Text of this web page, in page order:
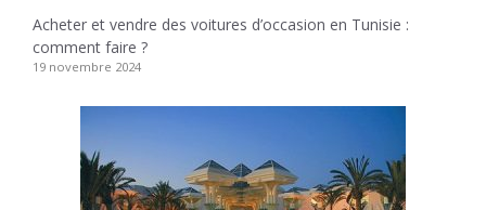
Acheter et vendre des voitures d’occasion en Tunisie :
comment faire ?
19 novembre 2024